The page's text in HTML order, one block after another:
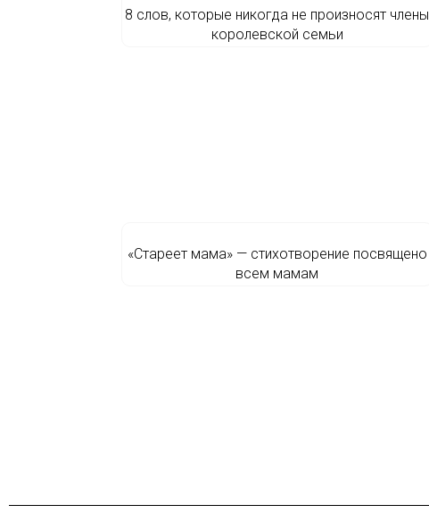
8 слов, которые никогда не произносят члены
королевской семьи
«Стареет мама» — стихотворение посвящено
всем мамам